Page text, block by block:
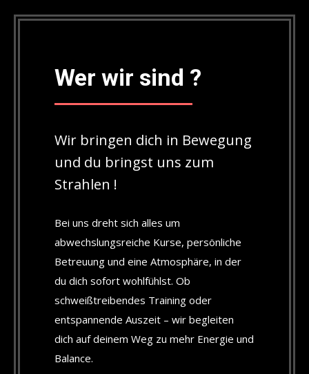
Wer wir sind ?
Wir bringen dich in Bewegung
und du bringst uns zum
Strahlen !
Bei uns dreht sich alles um
abwechslungsreiche Kurse, persönliche
Betreuung und eine Atmosphäre, in der
du dich sofort wohlfühlst. Ob
schweißtreibendes Training oder
entspannende Auszeit – wir begleiten
dich auf deinem Weg zu mehr Energie und
Balance.